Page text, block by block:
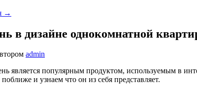
→
в дизайне однокомнатной
admin
является популярным продуктом, используемым в
и узнаем что он из себя представляет.